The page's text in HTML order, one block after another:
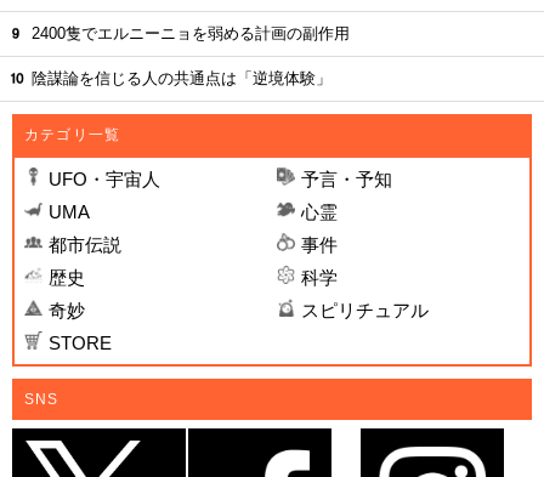
2400隻でエルニーニョを弱める計画の副作用
陰謀論を信じる人の共通点は「逆境体験」
カテゴリ一覧
UFO・宇宙人
予言・予知
UMA
心霊
都市伝説
事件
歴史
科学
奇妙
スピリチュアル
STORE
SNS